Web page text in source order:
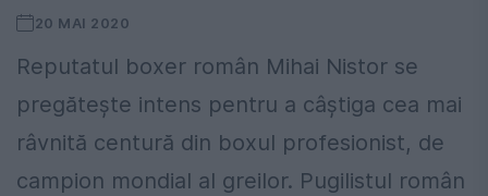
20 MAI 2020
Reputatul boxer român Mihai Nistor se
pregătește intens pentru a câștiga cea mai
râvnită centură din boxul profesionist, de
campion mondial al greilor. Pugilistul român